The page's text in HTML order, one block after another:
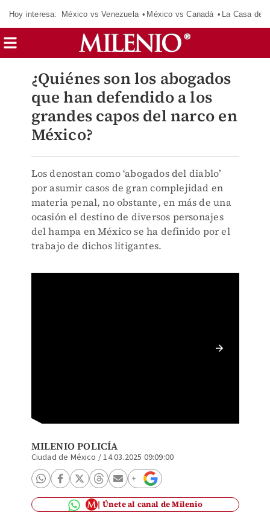
Hoy interesa: México vs Venezuela México vs Canadá La Casa de
¿Quiénes son los abogados
que han defendido a los
grandes capos del narco en
México?
Los denostan como ‘abogados del diablo’
por asumir casos de gran complejidad en
materia penal, no obstante, en más de una
ocasión el destino de diversos personajes
del hampa en México se ha definido por el
trabajo de dichos litigantes.
MILENIO POLICÍA
Ciudad de México /14.03.2025 09:09:00
Únete al canal de Milenio